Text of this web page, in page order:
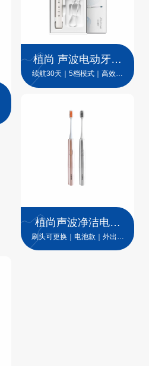
植尚 声波电动牙刷
CLEAN001
续航30天｜5档模式｜高效扫
植尚声波净洁电动
牙刷
刷头可更换｜电池款｜外出便